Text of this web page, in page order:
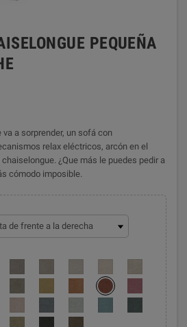
PEQUEÑA
a sorprender, un sofá con
relax eléctricos, arcón en el
¿Que más le puedes pedir a
cómodo imposible.